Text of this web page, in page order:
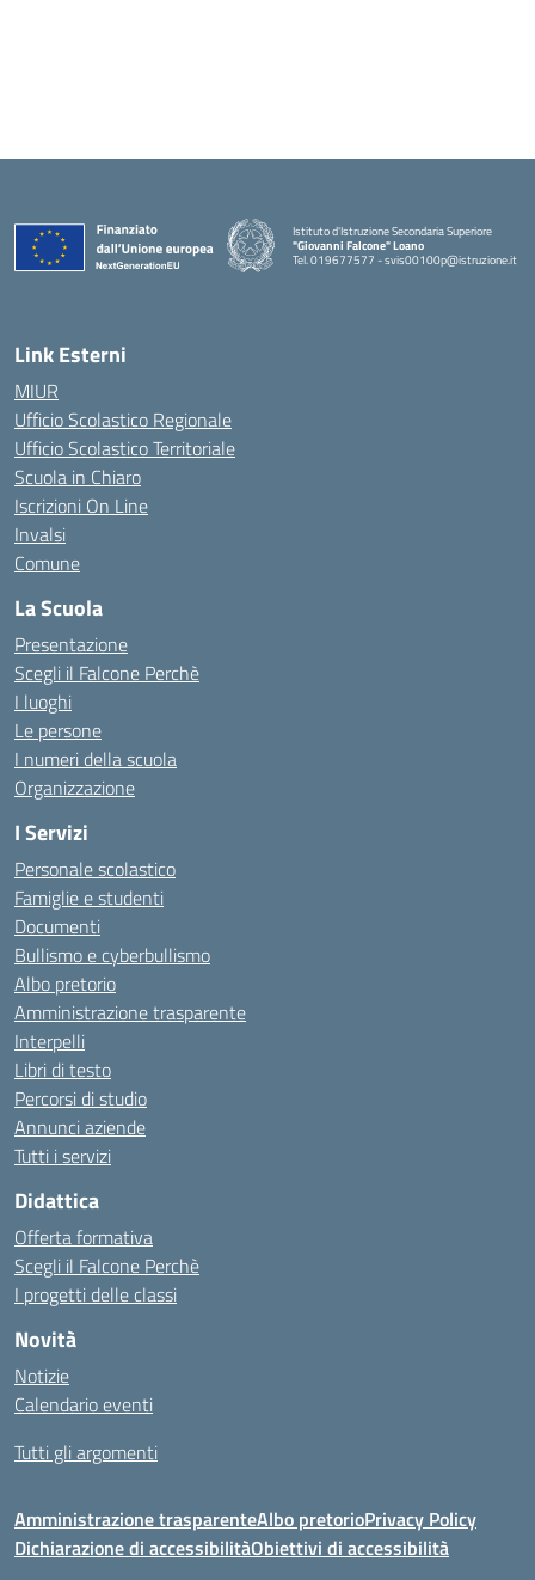
Istituto d'Istruzione Secondaria Superiore
"Giovanni Falcone" Loano
Tel. 019677577 - svis00100p@istruzione.it
— Visita la pagina iniziale della scuola
Link Esterni
MIUR
Ufficio Scolastico Regionale
Ufficio Scolastico Territoriale
Scuola in Chiaro
Iscrizioni On Line
Invalsi
Comune
La Scuola
Presentazione
Scegli il Falcone Perchè
I luoghi
Le persone
I numeri della scuola
Organizzazione
I Servizi
Personale scolastico
Famiglie e studenti
Documenti
Bullismo e cyberbullismo
Albo pretorio
Amministrazione trasparente
Interpelli
Libri di testo
Percorsi di studio
Annunci aziende
Tutti i servizi
Didattica
Offerta formativa
Scegli il Falcone Perchè
I progetti delle classi
Novità
Notizie
Calendario eventi
Tutti gli argomenti
Amministrazione trasparenteAlbo pretorioPrivacy Policy
Dichiarazione di accessibilitàObiettivi di accessibilità